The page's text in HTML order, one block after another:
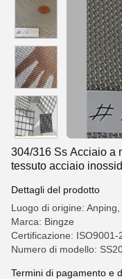
304/316 Ss Acciaio a
tessuto acciaio
Dettagli del prodotto
Luogo di origine: Anping,
Marca: Bingze
Certificazione: ISO9001-
Numero di modello:
Termini di pagamento e